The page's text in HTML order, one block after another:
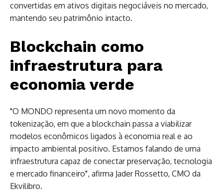
convertidas em ativos digitais negociáveis no mercado,
mantendo seu patrimônio intacto.
Blockchain como
infraestrutura para
economia verde
"O MONDO representa um novo momento da
tokenização, em que a blockchain passa a viabilizar
modelos econômicos ligados à economia real e ao
impacto ambiental positivo. Estamos falando de uma
infraestrutura capaz de conectar preservação, tecnologia
e mercado financeiro", afirma Jader Rossetto, CMO da
Ekvilibro.